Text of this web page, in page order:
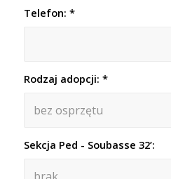
Telefon: *
Rodzaj adopcji: *
Sekcja Ped - Soubasse 32’: